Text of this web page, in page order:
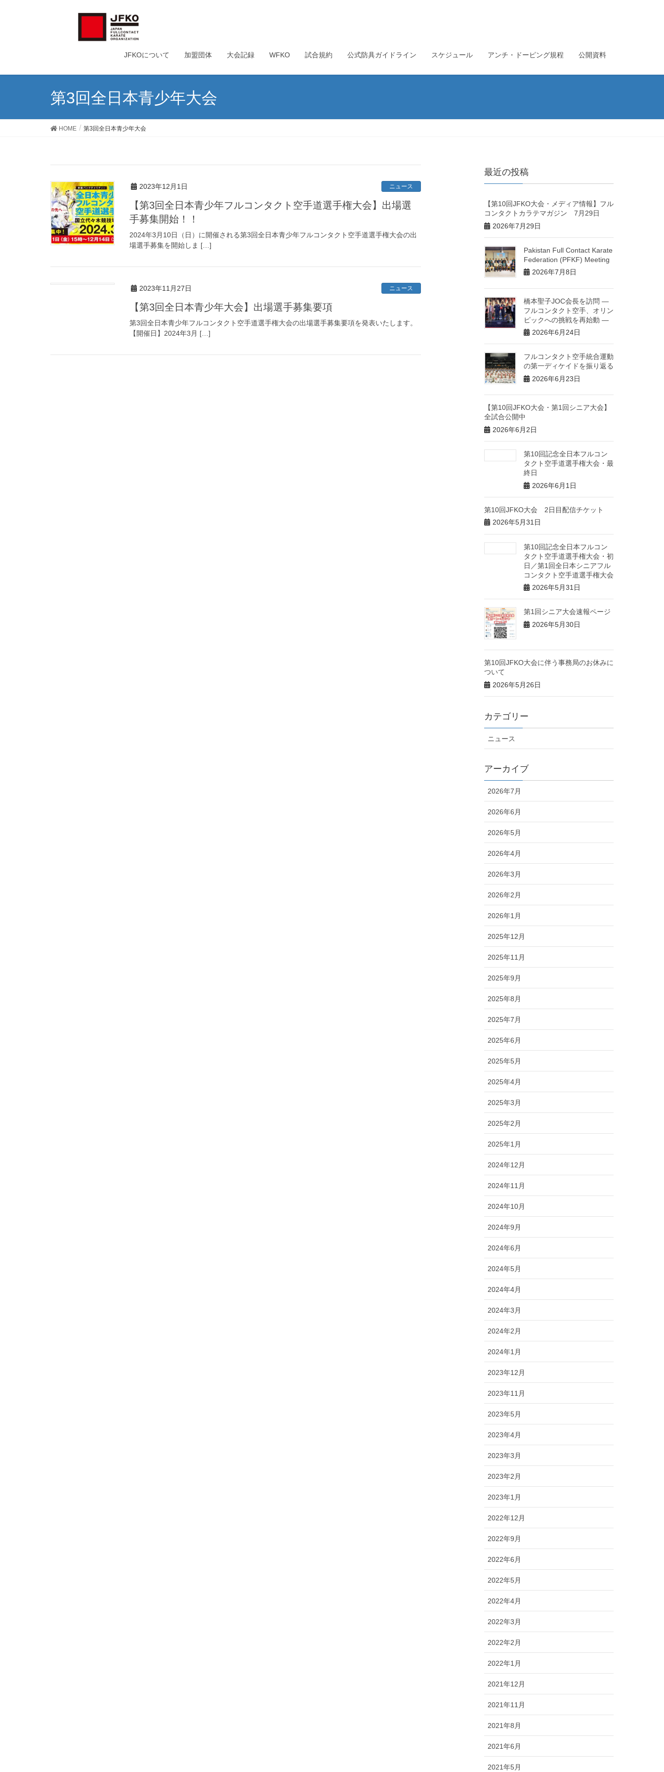
JFKOについて 加盟団体 大会記録 WFKO 試合規約 公式防具ガイドライン スケジュール アンチ・ドーピング規程 公開資料
第3回全日本青少年大会
HOME 第3回全日本青少年大会
2023年12月1日 ニュース
【第3回全日本青少年フルコンタクト空手道選手権大会】出場選
手募集開始！！
2024年3月10日（日）に開催される第3回全日本青少年フルコンタクト空手道選手権大会の出
場選手募集を開始しま […]
2023年11月27日 ニュース
【第3回全日本青少年大会】出場選手募集要項
第3回全日本青少年フルコンタクト空手道選手権大会の出場選手募集要項を発表いたします。
【開催日】2024年3月 […]
最近の投稿
【第10回JFKO大会・メディア情報】フル
コンタクトカラテマガジン 7月29日
2026年7月29日
Pakistan Full Contact Karate
Federation (PFKF) Meeting
2026年7月8日
橋本聖子JOC会長を訪問 ―
フルコンタクト空手、オリン
ピックへの挑戦を再始動 ―
2026年6月24日
フルコンタクト空手統合運動
の第一ディケイドを振り返る
2026年6月23日
【第10回JFKO大会・第1回シニア大会】
全試合公開中
2026年6月2日
第10回記念全日本フルコン
タクト空手道選手権大会・最
終日
2026年6月1日
第10回JFKO大会 2日目配信チケット
2026年5月31日
第10回記念全日本フルコン
タクト空手道選手権大会・初
日／第1回全日本シニアフル
コンタクト空手道選手権大会
2026年5月31日
第1回シニア大会速報ページ
2026年5月30日
第10回JFKO大会に伴う事務局のお休みに
ついて
2026年5月26日
カテゴリー
ニュース
アーカイブ
2026年7月
2026年6月
2026年5月
2026年4月
2026年3月
2026年2月
2026年1月
2025年12月
2025年11月
2025年9月
2025年8月
2025年7月
2025年6月
2025年5月
2025年4月
2025年3月
2025年2月
2025年1月
2024年12月
2024年11月
2024年10月
2024年9月
2024年6月
2024年5月
2024年4月
2024年3月
2024年2月
2024年1月
2023年12月
2023年11月
2023年5月
2023年4月
2023年3月
2023年2月
2023年1月
2022年12月
2022年9月
2022年6月
2022年5月
2022年4月
2022年3月
2022年2月
2022年1月
2021年12月
2021年11月
2021年8月
2021年6月
2021年5月